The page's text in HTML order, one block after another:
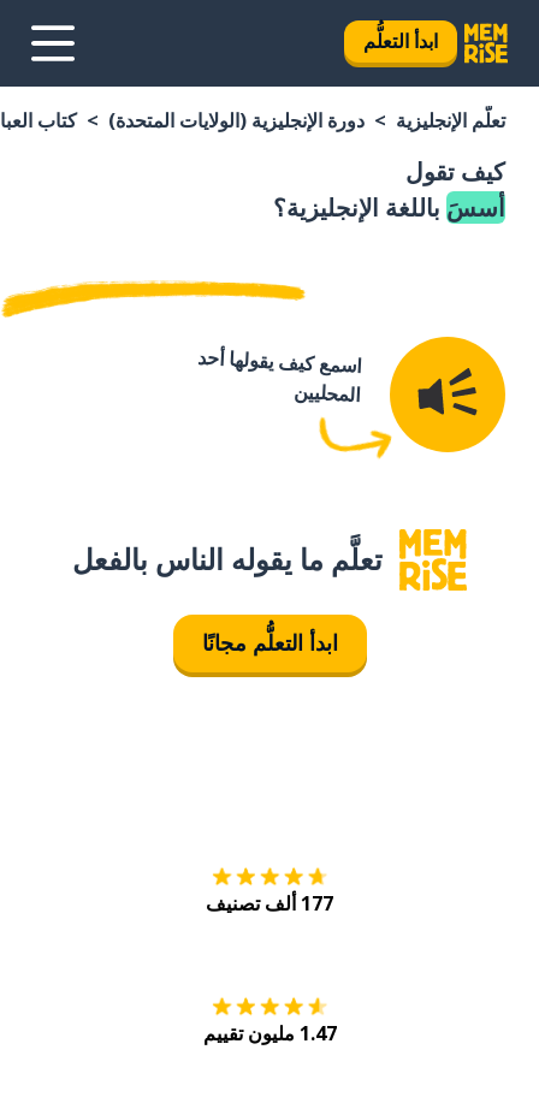
ابدأ التعلُّم
تعلَّم الإنجليزية دورة الإنجليزية (الولايات المتحدة) كتاب
كيف تقول
أسسَ باللغة الإنجليزية؟
اسمع كيف يقولها أحد
المحليين
تعلَّم ما يقوله الناس بالفعل
ابدأ التعلُّم مجانًا
177 ألف تصنيف
1.47 مليون تقييم